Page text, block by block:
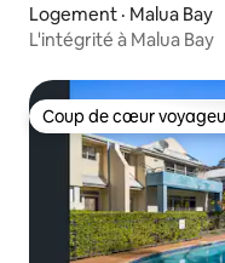
Logement · Malua Bay
L'intégrité à Malua Bay
Coup de cœur
Coup de cœur